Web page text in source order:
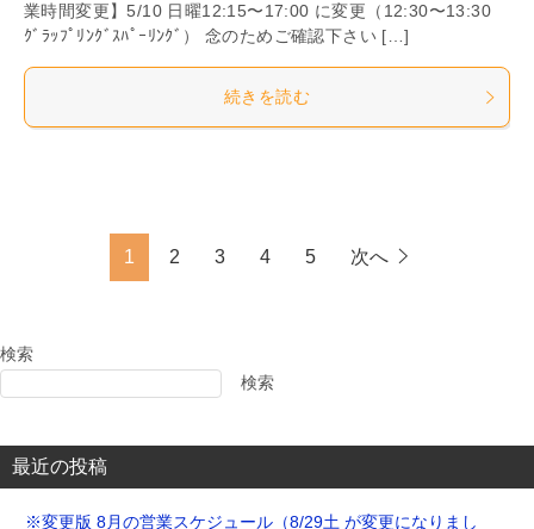
業時間変更】5/10 日曜12:15〜17:00 に変更（12:30〜13:30
ｸﾞﾗｯﾌﾟﾘﾝｸﾞｽﾊﾟｰﾘﾝｸﾞ） 念のためご確認下さい […]
続きを読む
1 2 3 4 5 次へ
検索
検索
最近の投稿
※変更版 8月の営業スケジュール（8/29土 が変更になりまし